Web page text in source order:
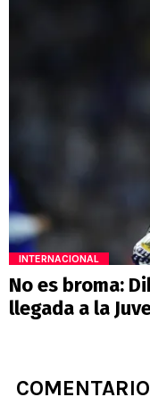
INTERNACIONAL
No es broma:
llegada a la